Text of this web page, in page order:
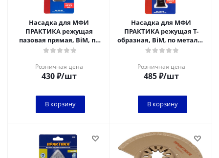
Насадка для МФИ
ПРАКТИКА режущая
пазовая прямая, BiM, по
металлу и дереву, 34 мм,
Розничная цена
430₽/шт
В корзину
Насадка для МФИ
ПРАКТИКА режущая Т-
образная, BiM, по металлу
и дереву, 28 мм, мелкий
Розничная цена
485₽/шт
В корзину